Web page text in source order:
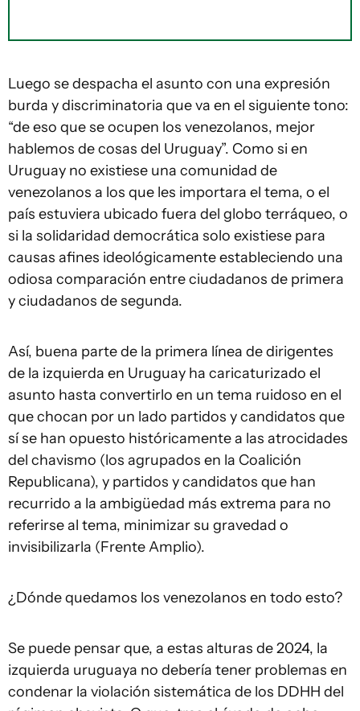
Luego se despacha el asunto con una expresión
burda y discriminatoria que va en el siguiente tono:
“de eso que se ocupen los venezolanos, mejor
hablemos de cosas del Uruguay”. Como si en
Uruguay no existiese una comunidad de
venezolanos a los que les importara el tema, o el
país estuviera ubicado fuera del globo terráqueo, o
si la solidaridad democrática solo existiese para
causas afines ideológicamente estableciendo una
odiosa comparación entre ciudadanos de primera
y ciudadanos de segunda.
Así, buena parte de la primera línea de dirigentes
de la izquierda en Uruguay ha caricaturizado el
asunto hasta convertirlo en un tema ruidoso en el
que chocan por un lado partidos y candidatos que
sí se han opuesto históricamente a las atrocidades
del chavismo (los agrupados en la Coalición
Republicana), y partidos y candidatos que han
recurrido a la ambigüedad más extrema para no
referirse al tema, minimizar su gravedad o
invisibilizarla (Frente Amplio).
¿Dónde quedamos los venezolanos en todo esto?
Se puede pensar que, a estas alturas de 2024, la
izquierda uruguaya no debería tener problemas en
condenar la violación sistemática de los DDHH del